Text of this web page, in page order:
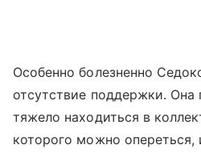
Особенно болезненно
отсутствие поддержки. Она
тяжело находиться в
которого можно